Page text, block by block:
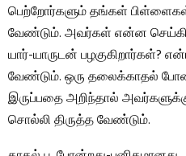
பெற்றோர்களும் தங்கள்
வேண்டும். அவர்கள் என்ன
யார்-யாருடன் பழகுகிறார்கள்?
வேண்டும். ஒரு தலைக்காதல்
இருப்பதை அறிந்தால் அவர்களுக்கு
சொல்லி திருத்த வேண்டும்.